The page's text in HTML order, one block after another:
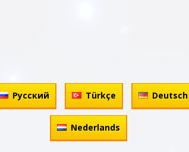
Русский Türkçe Deutsch
Nederlands